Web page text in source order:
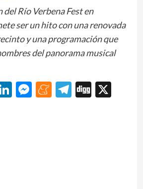
del Río Verbena Fest en
ser un hito con una renovada
y una programación que
del panorama musical
LinkedIn
Messenger
Meneame
Telegram
Digg
X